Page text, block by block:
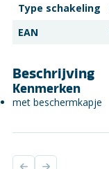
Type schakeling
EAN
Beschrijving
Kenmerken
met beschermkapje